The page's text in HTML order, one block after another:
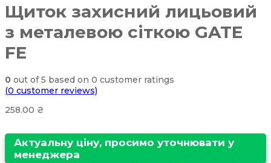
Щиток захисний лицьовий
з металевою сіткою GATE
FE
0 out of5 based on 0 customer ratings
(0 customer reviews)
258.00 ₴
Актуальну ціну, просимо уточнювати у
менеджера